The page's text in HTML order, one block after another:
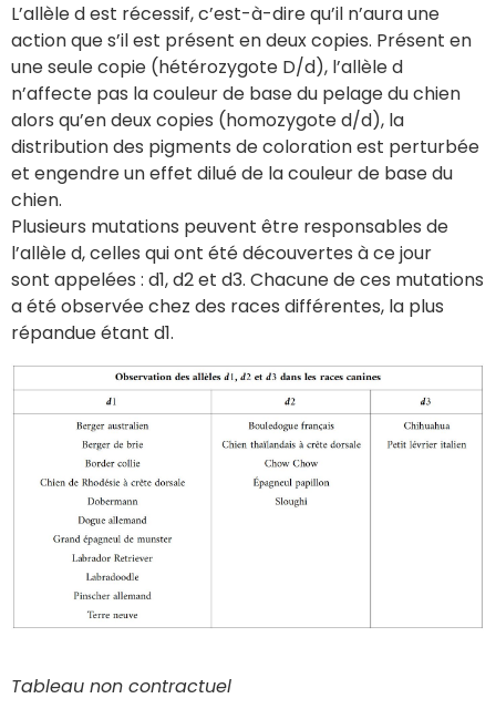
L’allèle d est récessif, c’est-à-dire qu’il n’aura une
action que s’il est présent en deux copies. Présent en
une seule copie (hétérozygote D/d), l’allèle d
n’affecte pas la couleur de base du pelage du chien
alors qu’en deux copies (homozygote d/d), la
distribution des pigments de coloration est perturbée
et engendre un effet dilué de la couleur de base du
chien.
Plusieurs mutations peuvent être responsables de
l’allèle d, celles qui ont été découvertes à ce jour
sont appelées : d1, d2 et d3. Chacune de ces mutations
a été observée chez des races différentes, la plus
répandue étant d1.
Tableau non contractuel